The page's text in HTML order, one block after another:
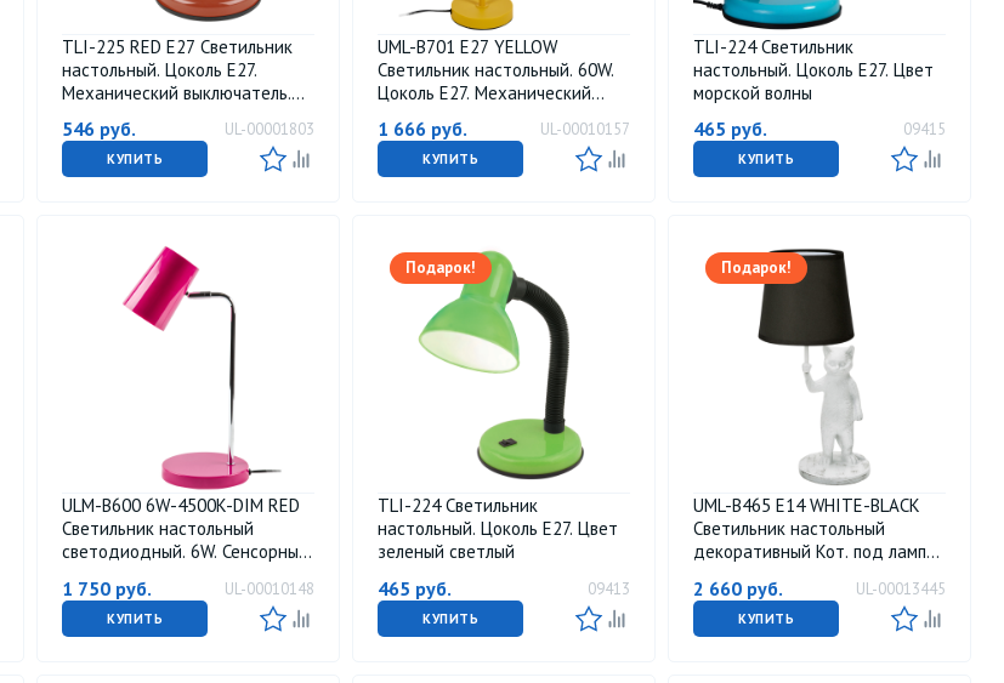
TLI-225 RED E27 Светильник
настольный. Цоколь Е27.
Механический выключатель.
546 руб. UL-00001803
КУПИТЬ
UML-B701 E27 YELLOW
Светильник настольный. 60W.
Цоколь Е27. Механический
Uniel
1 666 руб. UL-00010157
КУПИТЬ
TLI-224 Светильник
настольный. Цоколь E27. Цвет
морской волны
465 руб. 09415
КУПИТЬ
ULM-B600 6W-4500K-DIM RED
Светильник настольный
светодиодный. 6W. Сенсорный
Розовый. ТМ Uniel
1 750 руб. UL-00010148
КУПИТЬ
Подарок!
TLI-224 Светильник
настольный. Цоколь E27. Цвет
зеленый светлый
465 руб. 09413
КУПИТЬ
Подарок!
UML-B465 E14 WHITE-BLACK
Светильник настольный
декоративный Кот. под лампу
выключатель. Белый-черный.
ТМ Uniel
2 660 руб. UL-00013445
КУПИТЬ